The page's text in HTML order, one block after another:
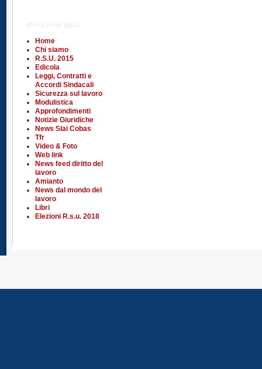
Home
Chi siamo
R.S.U. 2015
Edicola
Leggi, Contratti e
Accordi Sindacali
Sicurezza sul lavoro
Modulistica
Approfondimenti
Notizie Giuridiche
News Slai Cobas
Tfr
Video & Foto
Web link
News feed diritto del
lavoro
Amianto
News dal mondo del
lavoro
Libri
Elezioni R.s.u. 2018